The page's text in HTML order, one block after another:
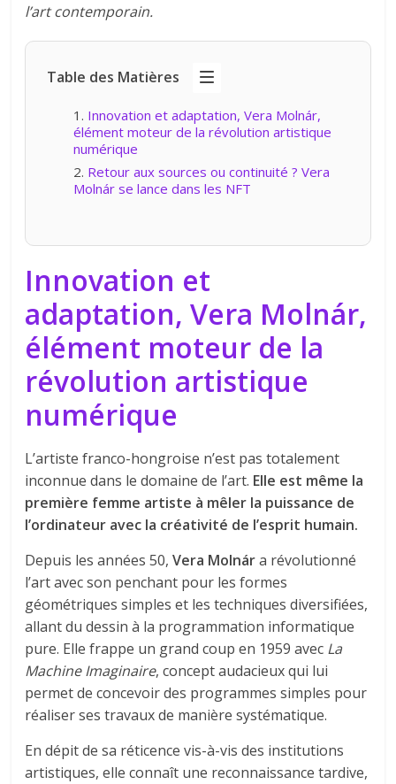
l’art contemporain.
Table des Matières
Innovation et adaptation, Vera Molnár,
élément moteur de la révolution artistique
numérique
Retour aux sources ou continuité ? Vera
Molnár se lance dans les NFT
Innovation et
adaptation, Vera Molnár,
élément moteur de la
révolution artistique
numérique
L’artiste franco-hongroise n’est pas totalement
inconnue dans le domaine de l’art. Elle est même la
première femme artiste à mêler la puissance de
l’ordinateur avec la créativité de l’esprit humain.
Depuis les années 50,Vera Molnára révolutionné
l’art avec son penchant pour les formes
géométriques simples et les techniques diversifiées,
allant du dessin à la programmation informatique
pure. Elle frappe un grand coup en 1959 avec La
Machine Imaginaire, concept audacieux qui lui
permet de concevoir des programmes simples pour
réaliser ses travaux de manière systématique.
En dépit de sa réticence vis-à-vis des institutions
artistiques, elle connaît une reconnaissance tardive,